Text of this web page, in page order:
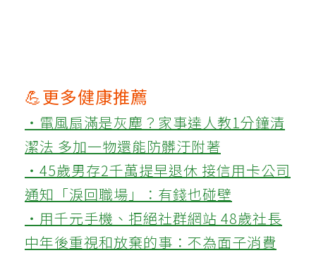
💪更多健康推薦
‧電風扇滿是灰塵？家事達人教1分鐘清
潔法 多加一物還能防髒汙附著
‧45歲男存2千萬提早退休 接信用卡公司
通知「淚回職場」：有錢也碰壁
‧用千元手機、拒絕社群網站 48歲社長
中年後重視和放棄的事：不為面子消費